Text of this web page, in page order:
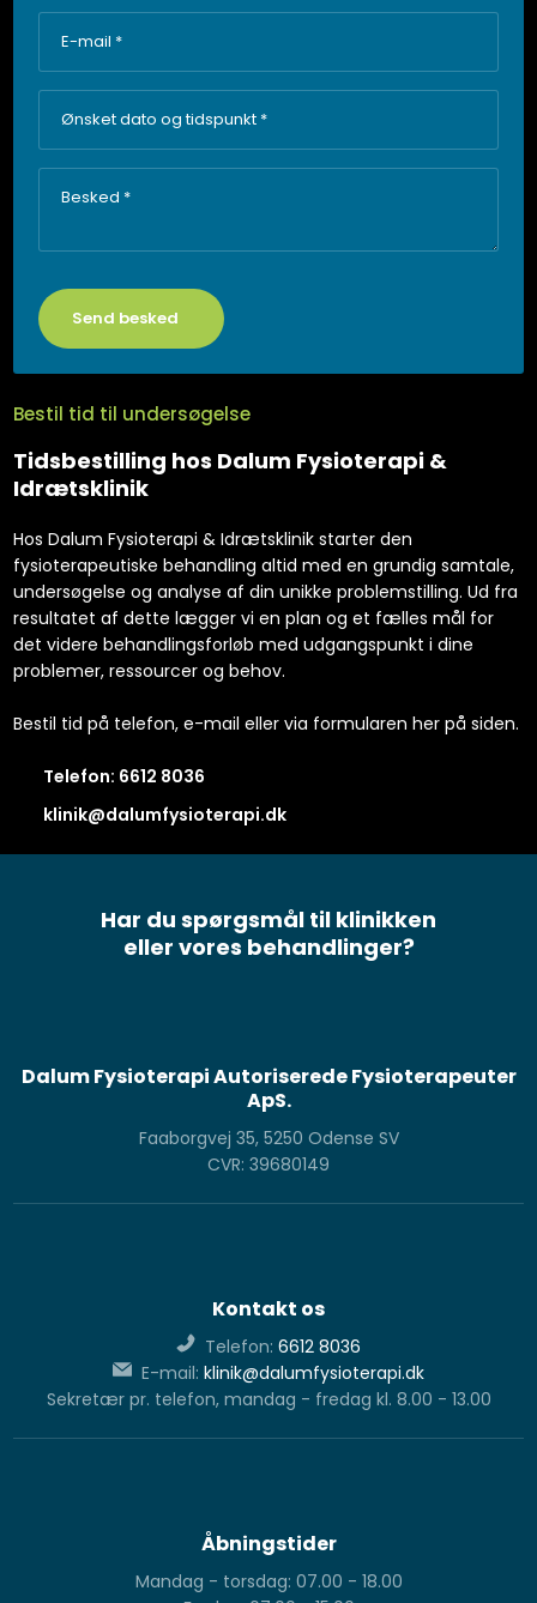
Bestil tid til undersøgelse
Tidsbestilling hos Dalum Fysioterapi &
Idrætsklinik
Hos Dalum Fysioterapi & Idrætsklinik starter den
fysioterapeutiske behandling altid med en grundig samtale,
undersøgelse og analyse af din unikke problemstilling. Ud fra
resultatet af dette lægger vi en plan og et fælles mål for
det videre behandlingsforløb med udgangspunkt i dine
problemer, ressourcer og behov.
Bestil tid på telefon, e-mail eller via formularen her på siden.
Telefon: 6612 8036​
klinik@dalumfysioterapi.dk
Har du spørgsmål til klinikken
​eller vores behandlinger?
Dalum Fysioterapi Autoriserede Fysioterapeuter
ApS.
Faaborgvej 35, 5250 Odense SV
CVR: 39680149
Kontakt os
Telefon: 6612 8036
E-mail: klinik@dalumfysioterapi.dk
Sekretær pr. telefon, mandag - fredag kl. 8.00 - 13.00
Åbningstider
Mandag - torsdag: 07.00 - 18.00